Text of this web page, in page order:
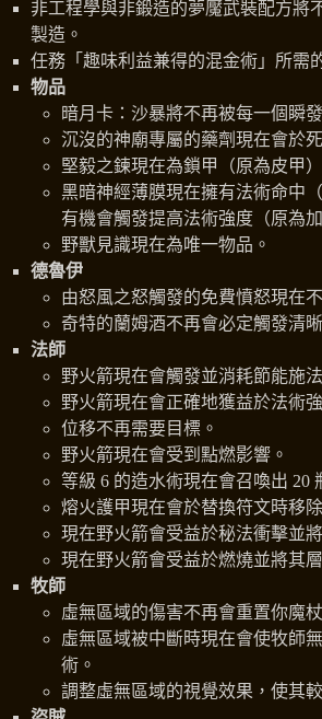
非工程學與非鍛造的夢魘武裝配方將
製造。
任務「趣味利益兼得的混金術」所需
物品
暗月卡：沙暴將不再被每一個瞬
沉沒的神廟專屬的藥劑現在會於
堅毅之鍊現在為鎖甲（原為皮甲）
黑暗神經薄膜現在擁有法術命中
有機會觸發提高法術強度（原為
野獸見識現在為唯一物品。
德魯伊
由怒風之怒觸發的免費憤怒現在
奇特的蘭姆酒不再會必定觸發清
法師
野火箭現在會觸發並消耗節能施法
野火箭現在會正確地獲益於法術
位移不再需要目標。
野火箭現在會受到點燃影響。
等級 6 的造水術現在會召喚出 20
熔火護甲現在會於替換符文時移除
現在野火箭會受益於秘法衝擊並
現在野火箭會受益於燃燒並將其
牧師
虛無區域的傷害不再會重置你魔
虛無區域被中斷時現在會使牧師
術。
調整虛無區域的視覺效果，使其